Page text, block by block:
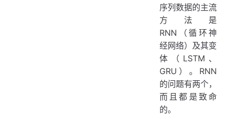
序列数据的主流
方法是
RNN（循环神
经网络）及其变
体（LSTM、
GRU）。RNN
的问题有两个，
而且都是致命
的。